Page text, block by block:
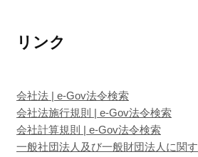
リンク
会社法 | e-Gov法令検索
会社法施行規則 | e-Gov法令検索
会社計算規則 | e-Gov法令検索
一般社団法人及び一般財団法人に関す